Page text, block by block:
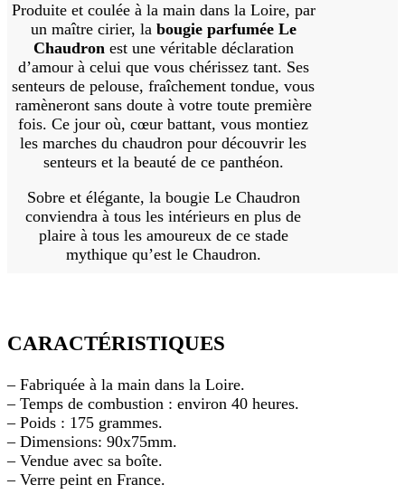
Produite et coulée à la main dans la Loire, par
un maître cirier, la bougie parfumée Le
Chaudronest une véritable déclaration
d’amour à celui que vous chérissez tant. Ses
senteurs de pelouse, fraîchement tondue, vous
ramèneront sans doute à votre toute première
fois. Ce jour où, cœur battant, vous montiez
les marches du chaudron pour découvrir les
senteurs et la beauté de ce panthéon.
Sobre et élégante, la bougie Le Chaudron
conviendra à tous les intérieurs en plus de
plaire à tous les amoureux de ce stade
mythique qu’est le Chaudron.
CARACTÉRISTIQUES
– Fabriquée à la main dans la Loire.
– Temps de combustion : environ 40 heures.
– Poids : 175 grammes.
– Dimensions: 90x75mm.
– Vendue avec sa boîte.
– Verre peint en France.